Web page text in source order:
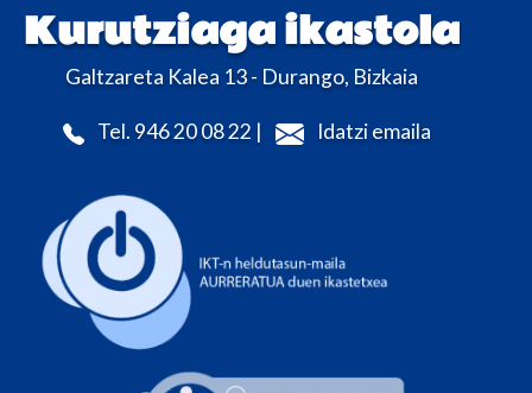
Kurutziaga ikastola
Galtzareta Kalea 13 - Durango, Bizkaia
Tel. 946 20 08 22 | Idatzi emaila